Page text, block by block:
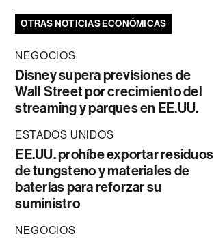
OTRAS NOTICIAS ECONÓMICAS
NEGOCIOS
Disney supera previsiones de
Wall Street por crecimiento del
streaming y parques en EE.UU.
ESTADOS UNIDOS
EE.UU. prohíbe exportar residuos
de tungsteno y materiales de
baterías para reforzar su
suministro
NEGOCIOS